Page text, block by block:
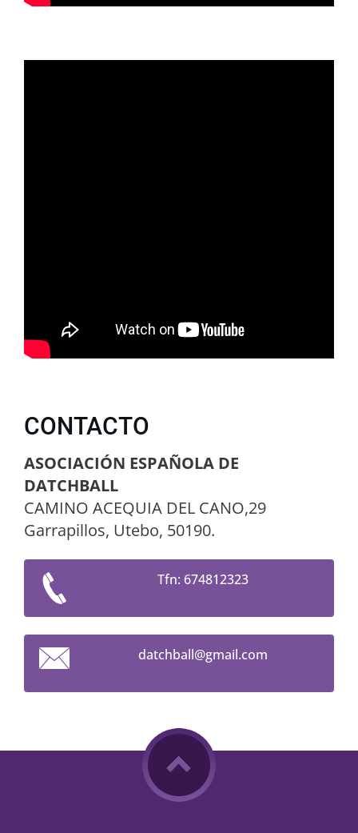
CONTACTO
ASOCIACIÓN ESPAÑOLA DE
DATCHBALL
CAMINO ACEQUIA DEL CANO,29
Garrapillos, Utebo, 50190.
Tfn: 674812323
datchball@gmail.com